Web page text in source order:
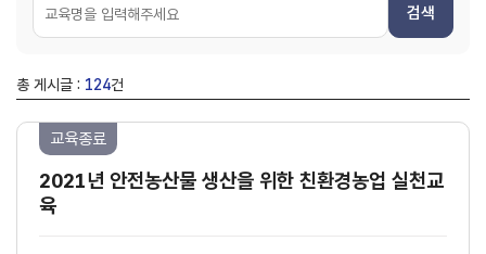
검색
총 게시글 : 124건
2021년 안전농산물 생산을 위한 친환경농업 실천교
육
교육종료